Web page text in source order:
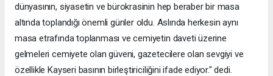
dünyasının, siyasetin ve bürokrasinin hep beraber bir masa
altında toplandığı önemli günler oldu. Aslında herkesin aynı
masa etrafında toplanması ve cemiyetin daveti üzerine
gelmeleri cemiyete olan güveni, gazetecilere olan sevgiyi ve
özellikle Kayseri basının birleştiriciliğini ifade ediyor." dedi.